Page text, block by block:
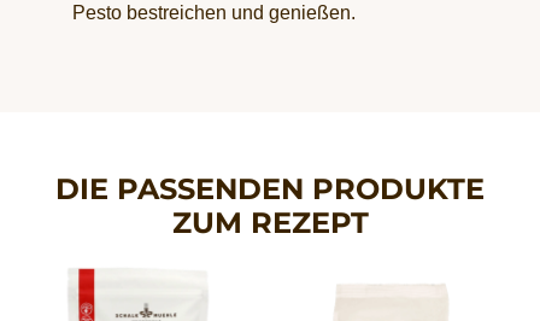
Pesto bestreichen und genießen.
DIE PASSENDEN PRODUKTE
ZUM REZEPT